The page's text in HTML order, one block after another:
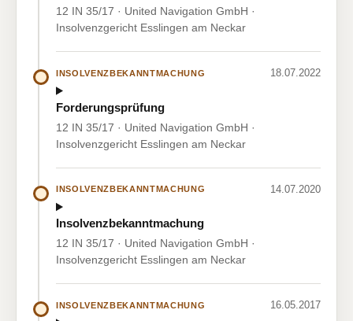
12 IN 35/17 · United Navigation GmbH ·
Insolvenzgericht Esslingen am Neckar
INSOLVENZBEKANNTMACHUNG 18.07.2022
Forderungsprüfung
12 IN 35/17 · United Navigation GmbH ·
Insolvenzgericht Esslingen am Neckar
INSOLVENZBEKANNTMACHUNG 14.07.2020
Insolvenzbekanntmachung
12 IN 35/17 · United Navigation GmbH ·
Insolvenzgericht Esslingen am Neckar
INSOLVENZBEKANNTMACHUNG 16.05.2017